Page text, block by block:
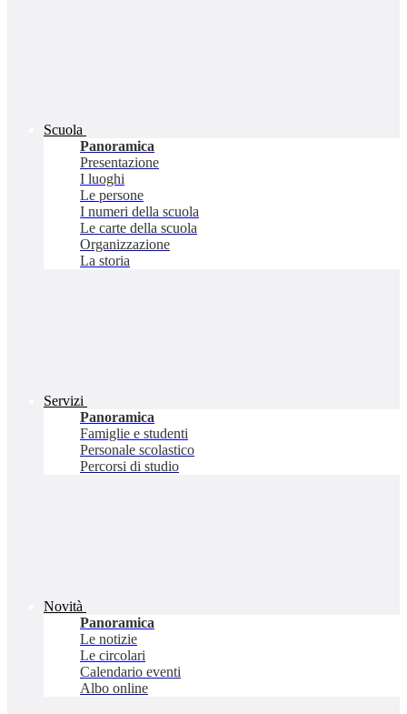
Scuola
Panoramica
Presentazione
I luoghi
Le persone
I numeri della scuola
Le carte della scuola
Organizzazione
La storia
Servizi
Panoramica
Famiglie e studenti
Personale scolastico
Percorsi di studio
Novità
Panoramica
Le notizie
Le circolari
Calendario eventi
Albo online